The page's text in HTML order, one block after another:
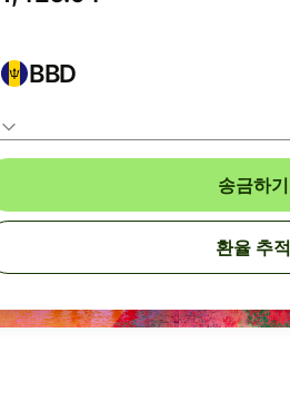
BBD
송금하기
환율 추적